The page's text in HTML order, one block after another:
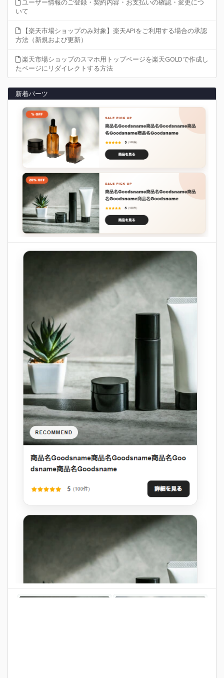
いて
【楽天市場ショップのみ対象】楽天APIをご利用する場合の承認
方法（新規および更新）
楽天市場ショップのスマホ用トップページを楽天GOLDで作成し
たページにリダイレクトする方法
新着パーツ